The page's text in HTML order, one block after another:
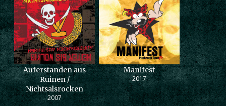
Auferstanden aus
Ruinen /
Nichtsalsrocken
2007
Manifest
2017